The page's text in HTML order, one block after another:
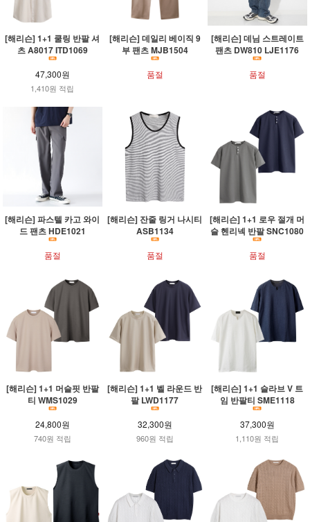
[해리슨] 1+1 쿨링 반팔 셔
츠 A8017 ITD1069
47,300원
1,410원 적립
[해리슨] 데일리 베이직 9
부 팬츠 MJB1504
품절
[해리슨] 데님 스트레이트
팬츠 DW810 LJE1176
품절
[해리슨] 파스텔 카고 와이
드 팬츠 HDE1021
품절
[해리슨] 잔줄 링거 나시티
ASB1134
품절
[해리슨] 1+1 로우 절개 머
슬 헨리넥 반팔 SNC1080
품절
[해리슨] 1+1 머슬핏 반팔
티 WMS1029
24,800원
740원 적립
[해리슨] 1+1 벨 라운드 반
팔 LWD1177
32,300원
960원 적립
[해리슨] 1+1 슬라브 V 트
임 반팔티 SME1118
37,300원
1,110원 적립